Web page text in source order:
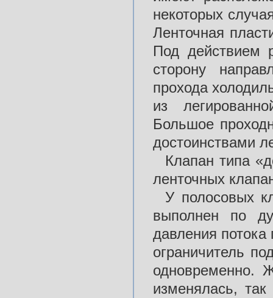
некоторых
Ленточная
Под действием
сторону
прохода
из
Большое
достоинствами
Клапан типа
ленточных
У полосовых
выполнен по
давления потока
ограничитель
одновременно.
изменялась,